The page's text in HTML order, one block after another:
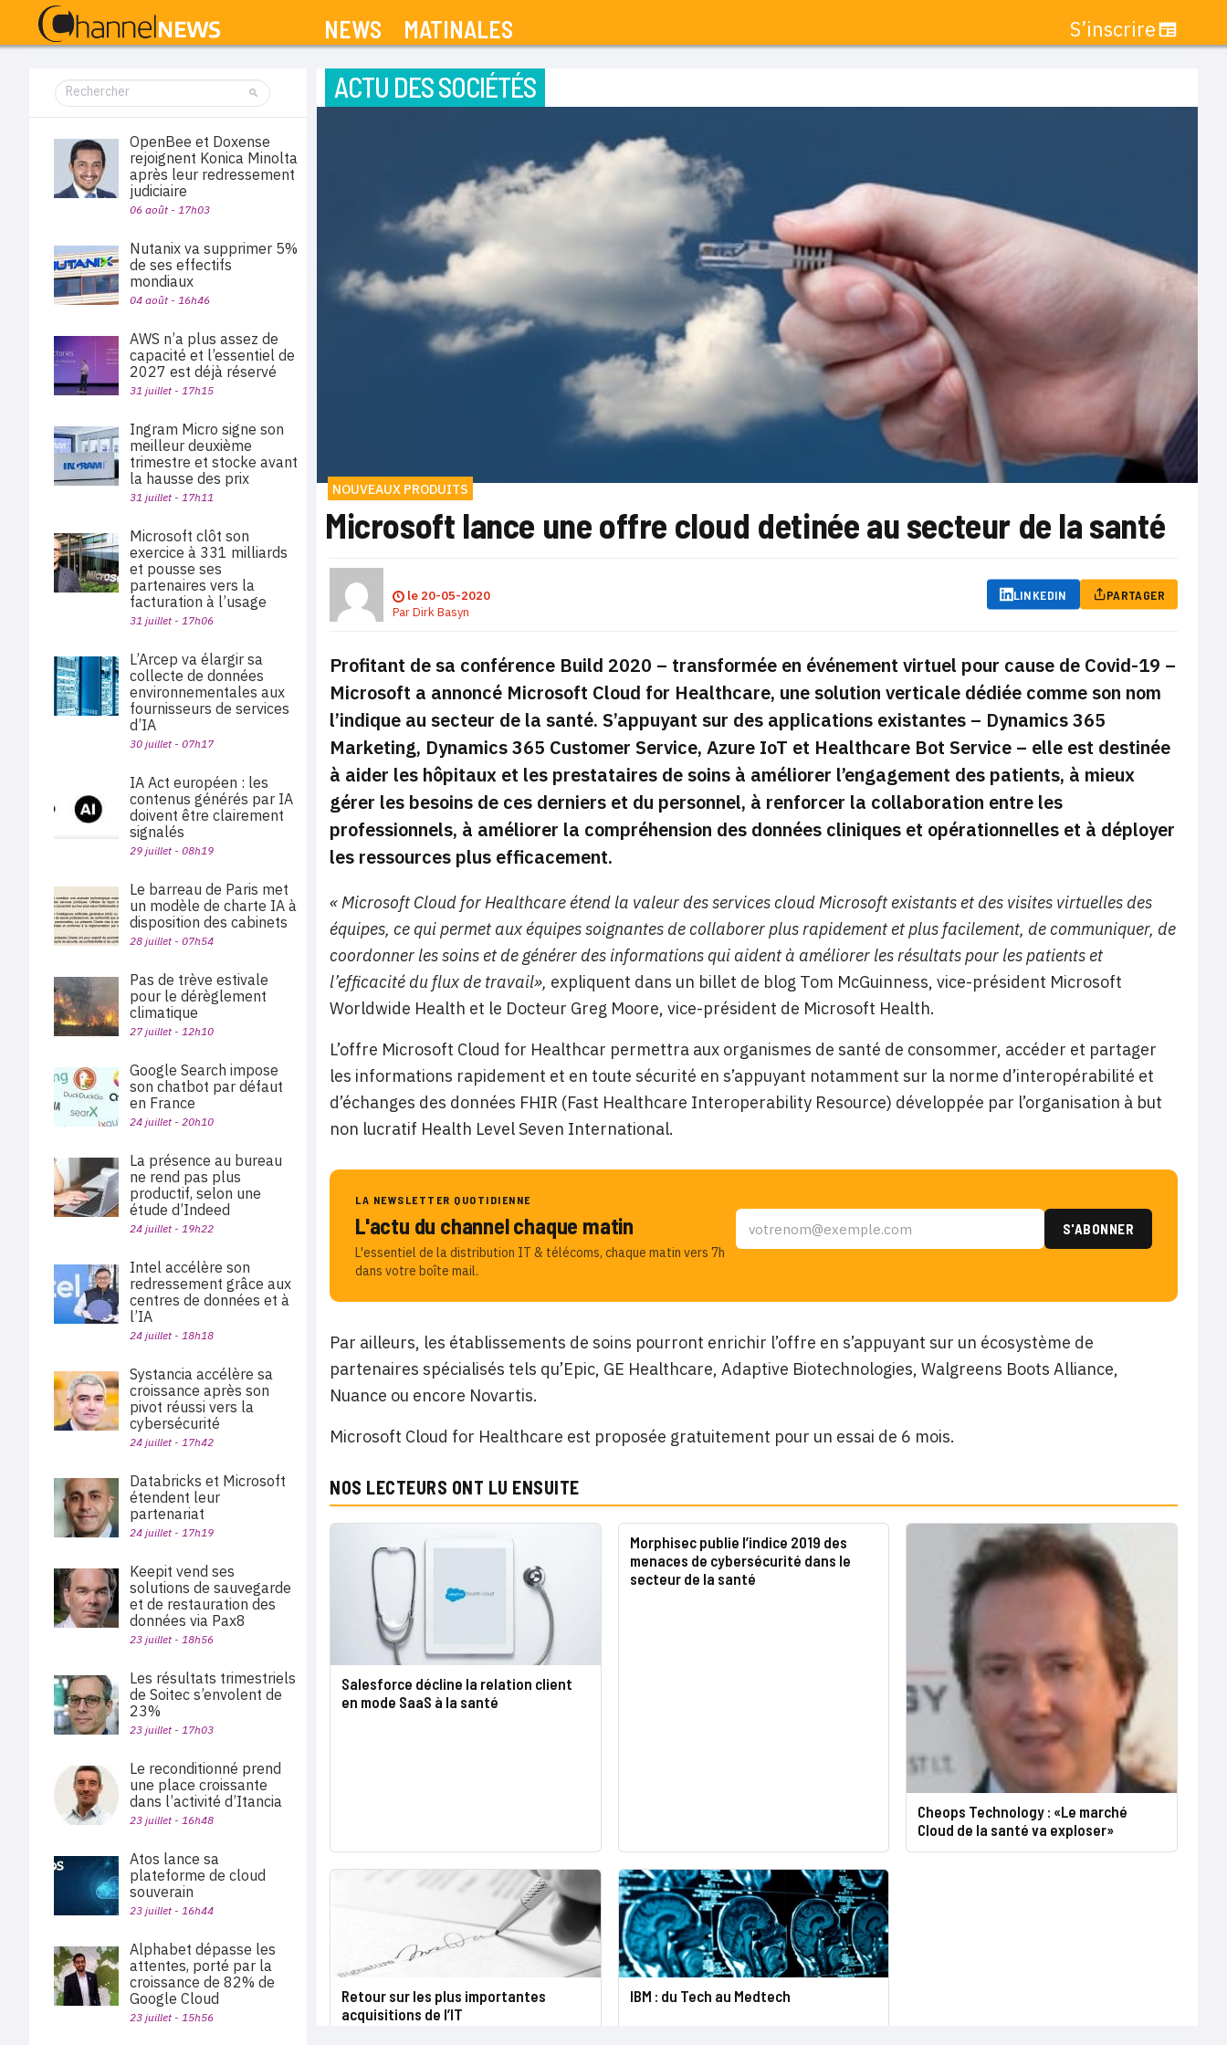
NEWS MATINALES S’inscrire
ACTU DES SOCIÉTÉS
NOUVEAUX PRODUITS
Microsoft lance une offre cloud detinée au secteur de la santé
le 20-05-2020
ParDirk Basyn
LINKEDIN PARTAGER
Profitant de sa conférence Build 2020 – transformée en événement virtuel pour cause de Covid-19 –
Microsoft a annoncé Microsoft Cloud for Healthcare, une solution verticale dédiée comme son nom
l’indique au secteur de la santé. S’appuyant sur des applications existantes – Dynamics 365
Marketing, Dynamics 365 Customer Service, Azure IoT et Healthcare Bot Service – elle est destinée
à aider les hôpitaux et les prestataires de soins à améliorer l’engagement des patients, à mieux
gérer les besoins de ces derniers et du personnel, à renforcer la collaboration entre les
professionnels, à améliorer la compréhension des données cliniques et opérationnelles et à déployer
les ressources plus efficacement.
« Microsoft Cloud for Healthcare étend la valeur des services cloud Microsoft existants et des visites virtuelles des
équipes, ce qui permet aux équipes soignantes de collaborer plus rapidement et plus facilement, de communiquer, de
coordonner les soins et de générer des informations qui aident à améliorer les résultats pour les patients et
l’efficacité du flux de travail», expliquent dans un billet de blog Tom McGuinness, vice-président Microsoft
Worldwide Health et le Docteur Greg Moore, vice-président de Microsoft Health.
L’offre Microsoft Cloud for Healthcar permettra aux organismes de santé de consommer, accéder et partager
les informations rapidement et en toute sécurité en s’appuyant notamment sur la norme d’interopérabilité et
d’échanges des données FHIR (Fast Healthcare Interoperability Resource) développée par l’organisation à but
non lucratif Health Level Seven International.
LA NEWSLETTER QUOTIDIENNE
L'actu du channel chaque matin
L'essentiel de la distribution IT & télécoms, chaque matin vers 7h
dans votre boîte mail.
Par ailleurs, les établissements de soins pourront enrichir l’offre en s’appuyant sur un écosystème de
partenaires spécialisés tels qu’Epic, GE Healthcare, Adaptive Biotechnologies, Walgreens Boots Alliance,
Nuance ou encore Novartis.
Microsoft Cloud for Healthcare est proposée gratuitement pour un essai de 6 mois.
NOS LECTEURS ONT LU ENSUITE
Salesforce décline la relation client
en mode SaaS à la santé
Morphisec publie l’indice 2019 des
menaces de cybersécurité dans le
secteur de la santé
Cheops Technology : «Le marché
Cloud de la santé va exploser»
Retour sur les plus importantes
acquisitions de l’IT
IBM : du Tech au Medtech
OpenBee et Doxense
rejoignent Konica Minolta
après leur redressement
judiciaire
06 août - 17h03
Nutanix va supprimer 5%
de ses effectifs
mondiaux
04 août - 16h46
AWS n’a plus assez de
capacité et l’essentiel de
2027 est déjà réservé
31 juillet - 17h15
Ingram Micro signe son
meilleur deuxième
trimestre et stocke avant
la hausse des prix
31 juillet - 17h11
Microsoft clôt son
exercice à 331 milliards
et pousse ses
partenaires vers la
facturation à l’usage
31 juillet - 17h06
L’Arcep va élargir sa
collecte de données
environnementales aux
fournisseurs de services
d’IA
30 juillet - 07h17
IA Act européen : les
contenus générés par IA
doivent être clairement
signalés
29 juillet - 08h19
Le barreau de Paris met
un modèle de charte IA à
disposition des cabinets
28 juillet - 07h54
Pas de trève estivale
pour le dérèglement
climatique
27 juillet - 12h10
Google Search impose
son chatbot par défaut
en France
24 juillet - 20h10
La présence au bureau
ne rend pas plus
productif, selon une
étude d’Indeed
24 juillet - 19h22
Intel accélère son
redressement grâce aux
centres de données et à
l’IA
24 juillet - 18h18
Systancia accélère sa
croissance après son
pivot réussi vers la
cybersécurité
24 juillet - 17h42
Databricks et Microsoft
étendent leur
partenariat
24 juillet - 17h19
Keepit vend ses
solutions de sauvegarde
et de restauration des
données via Pax8
23 juillet - 18h56
Les résultats trimestriels
de Soitec s’envolent de
23%
23 juillet - 17h03
Le reconditionné prend
une place croissante
dans l’activité d’Itancia
23 juillet - 16h48
Atos lance sa
plateforme de cloud
souverain
23 juillet - 16h44
Alphabet dépasse les
attentes, porté par la
croissance de 82% de
Google Cloud
23 juillet - 15h56